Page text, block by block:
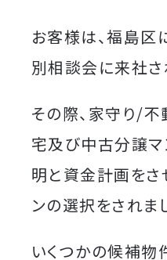
お客様は、福島区
別相談会に来社さ
その際、家守り/
宅及び中古分譲マ
明と資金計画をさ
ンの選択をされま
いくつかの候補物